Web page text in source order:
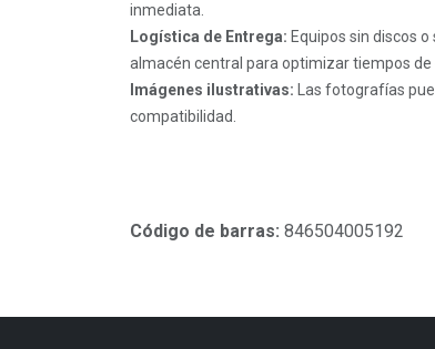
inmediata.
Logística de Entrega: Equipos sin discos
almacén central para optimizar tiempos de
Imágenes ilustrativas: Las fotografías
compatibilidad.
Código de barras: 846504005192